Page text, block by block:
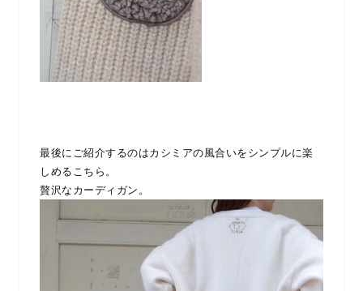
最後にご紹介するのはカシミアの風合いをシンプルに楽
しめるこちら。
贅沢なカーディガン。